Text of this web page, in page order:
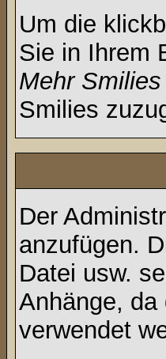
Um die
Sie in Ihrem
Mehr Smilies
Smilies
Der
anzufügen.
Datei usw.
Anhänge,
verwendet